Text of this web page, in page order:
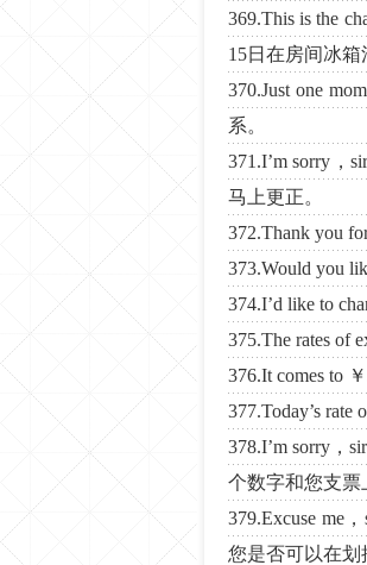
369.This is the
15日在房间冰箱
370.Just one
系。
371.I’m sorry，
马上更正。
372.Thank you
373.Would you
374.I’d like to
375.The rates of
376.It comes to
377.Today’s
378.I’m sorry，
个数字和您支票
379.Excuse me
您是否可以在划